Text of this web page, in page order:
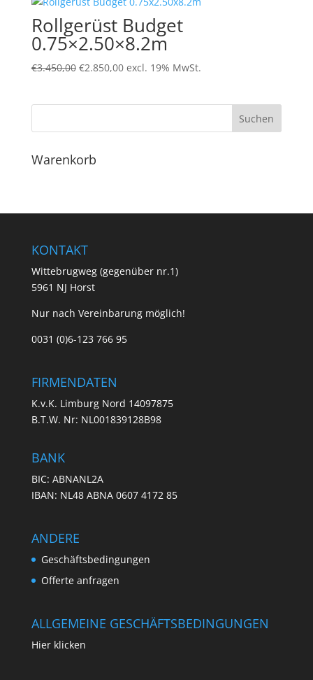
Rollgerüst Budget
0.75×2.50×8.2m
€3.450,00 Ursprünglicher
€2.850,00Aktueller
excl. 19% MwSt.
Warenkorb
KONTAKT
Wittebrugweg (gegenüber nr.1)
5961 NJ Horst
Nur nach Vereinbarung möglich!
0031 (0)6-123 766 95
FIRMENDATEN
K.v.K. Limburg Nord 14097875
B.T.W. Nr: NL001839128B98
BANK
BIC: ABNANL2A
IBAN: NL48 ABNA 0607 4172 85
ANDERE
Geschäftsbedingungen
Offerte anfragen
ALLGEMEINE GESCHÄFTSBEDINGUNGEN
Hier klicken